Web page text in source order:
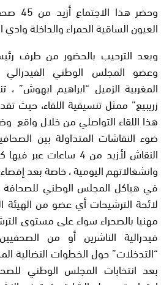
وحضر
العيون الساقية الحمراء والداخلة
وبعد الترحيب بالحضور من طرف
وعضو المجلس الوطني الفيدرالي
المغربية الزميل “ابراهيم ابهوش” ،
زريبيع” ممثل تنسيقية اللقاء، حيث
هذا اللقاء التواصلي من خلال واقع
ضوء النقاشات المتداولة بين
النقاش لأزيد من 4
وانشغالاتهم اليومية ، خاصة بعد
في هياكل المجلس الوطني
مهنيا بالصحراء سواء على مستوى
فيدرالية الناشرين أو من
“التدخلات” حول الخطوات النضالية
بعد انتخابات المجلس الوطني